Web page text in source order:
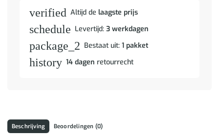
verified Altijd de laagste prijs
schedule Levertijd: 3 werkdagen
package_2 Bestaat uit: 1 pakket
history 14 dagen retourrecht
Beschrijving Beoordelingen (0)